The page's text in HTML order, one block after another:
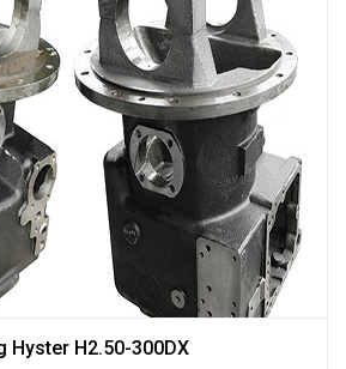
Hyster H2.50-300DX